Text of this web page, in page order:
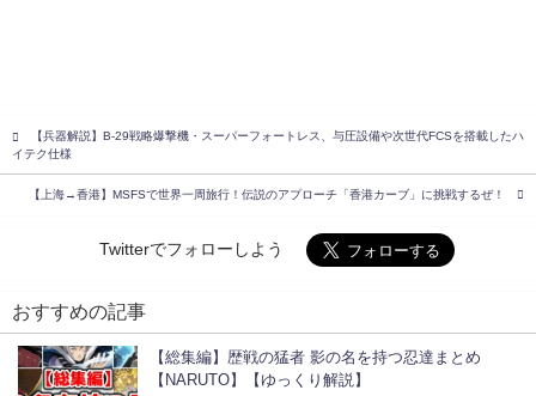
【兵器解説】B-29戦略爆撃機・スーパーフォートレス、与圧設備や次世代FCSを搭載したハ
イテク仕様
【上海→香港】MSFSで世界一周旅行！伝説のアプローチ「香港カーブ」に挑戦するぜ！
Twitterでフォローしよう
おすすめの記事
【総集編】歴戦の猛者 影の名を持つ忍達まとめ
【NARUTO】【ゆっくり解説】